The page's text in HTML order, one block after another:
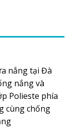
nắng tại Đà
nắng và
Polieste phía
cùng chống